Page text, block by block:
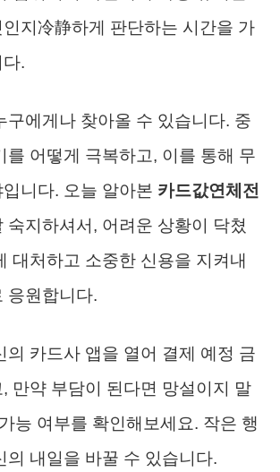
지冷静하게 판단하는 시간을 가
.
구에게나 찾아올 수 있습니다. 중
를 어떻게 극복하고, 이를 통해 무
니다. 오늘 알아본 카드값연체전
숙지하셔서, 어려운 상황이 닥쳤
대처하고 소중한 신용을 지켜내
응원합니다.
의 카드사 앱을 열어 결제 예정 금
만약 부담이 된다면 망설이지 말
가능 여부를 확인해보세요. 작은 행
의 내일을 바꿀 수 있습니다.